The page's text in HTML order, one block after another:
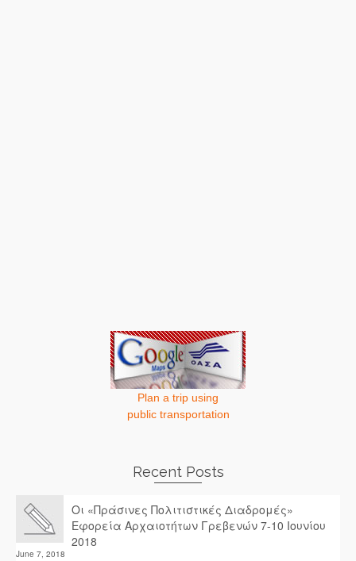
Plan a trip using
public transportation
Recent Posts
Οι «Πράσινες Πολιτιστικές Διαδρομές»
Εφορεία Αρχαιοτήτων Γρεβενών 7-10 Ιουνίου
2018
June 7, 2018